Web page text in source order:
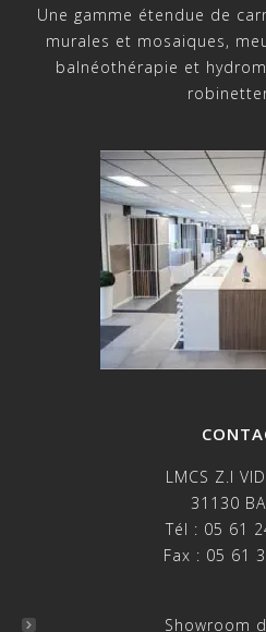
Une gamme étendue de
murales et mosaiques,
balnéothérapie et
LMCS Z.I
31130
Tél : 05 61
Fax : 05 61
Showroom